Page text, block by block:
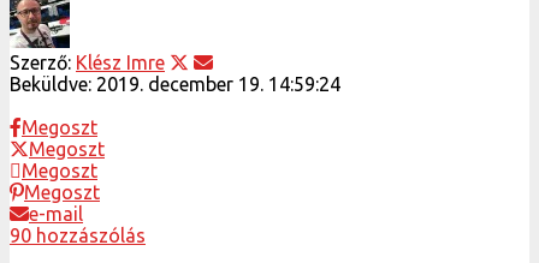
Szerző: Klész Imre
Beküldve: 2019. december 19. 14:59:24
Megoszt
Megoszt
Megoszt
Megoszt
e-mail
90 hozzászólás